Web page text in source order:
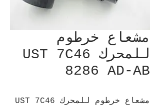
مشعاع خرطوم
للمحرك UST 7C46
8286 AD-AB
مشعاع خرطوم للمحرك UST 7C46